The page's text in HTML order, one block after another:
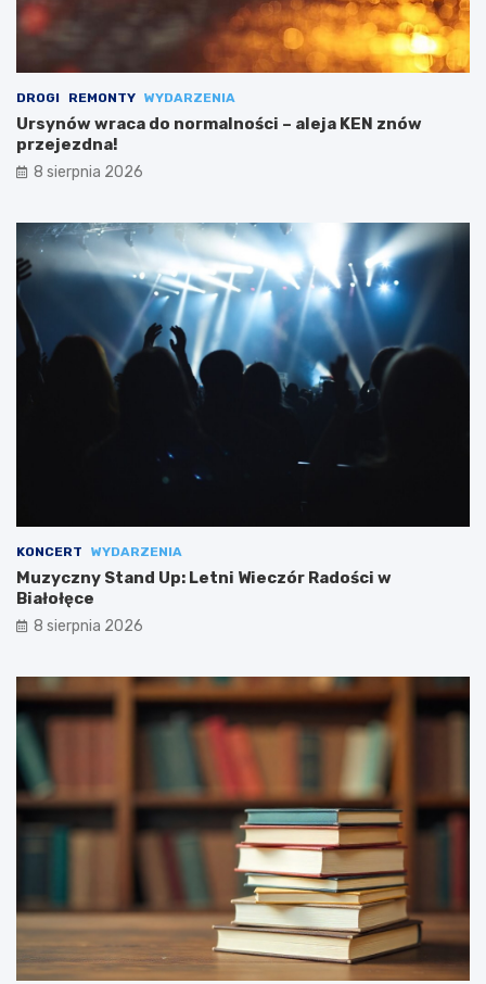
DROGI REMONTY WYDARZENIA
Ursynów wraca do normalności – aleja KEN znów
przejezdna!
8 sierpnia 2026
KONCERT WYDARZENIA
Muzyczny Stand Up: Letni Wieczór Radości w
Białołęce
8 sierpnia 2026